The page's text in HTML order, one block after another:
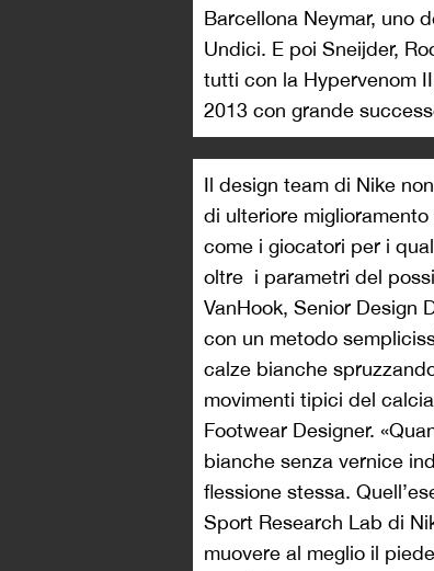
Barcellona Neymar, uno
Undici. E poi Sneijder,
tutti con la Hypervenom
2013 con grande
Il design team di Nike
di ulteriore
come i giocatori per i
oltre i parametri del
VanHook, Senior Design
con un metodo
calze bianche
movimenti tipici del
Footwear Designer.
bianche senza vernice
flessione stessa.
Sport Research Lab di
muovere al meglio il